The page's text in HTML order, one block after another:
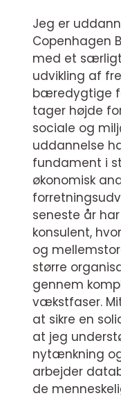
Jeg er
Copenhagen
med et
udvikling af
bæredygtige
tager højde
sociale og
uddannelse
fundament i
økonomisk
seneste år
konsulent,
og
større
gennem
vækstfaser.
at sikre en
at jeg
nytænkning
arbejder
de